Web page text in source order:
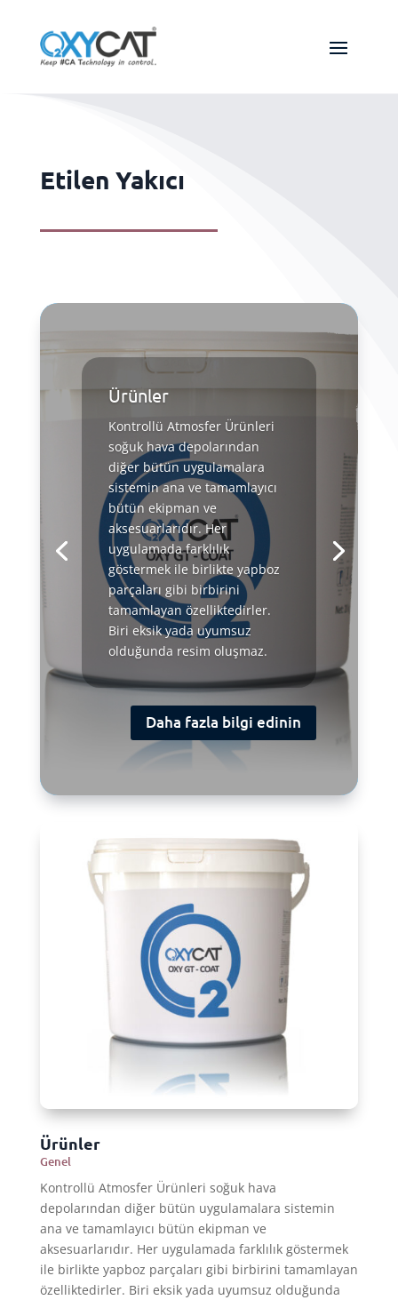
Etilen Yakıcı
Ürünler
Kontrollü Atmosfer Ürünleri
soğuk hava depolarından
diğer bütün uygulamalara
sistemin ana ve tamamlayıcı
bütün ekipman ve
aksesuarlarıdır. Her
uygulamada farklılık
göstermek ile birlikte yapboz
parçaları gibi birbirini
tamamlayan özelliktedirler.
Biri eksik yada uyumsuz
olduğunda resim oluşmaz.
Daha fazla bilgi edinin
Ürünler
Genel
Kontrollü Atmosfer Ürünleri soğuk hava
depolarından diğer bütün uygulamalara sistemin
ana ve tamamlayıcı bütün ekipman ve
aksesuarlarıdır. Her uygulamada farklılık göstermek
ile birlikte yapboz parçaları gibi birbirini tamamlayan
özelliktedirler. Biri eksik yada uyumsuz olduğunda